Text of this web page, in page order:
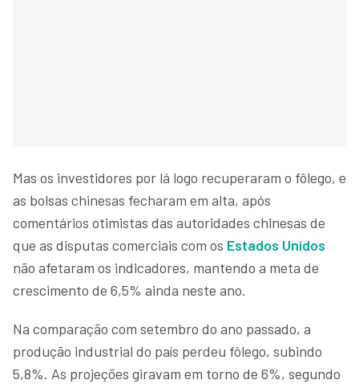
Mas os investidores por lá logo recuperaram o fôlego, e
as bolsas chinesas fecharam em alta, após
comentários otimistas das autoridades chinesas de
que as disputas comerciais com os Estados Unidos
não afetaram os indicadores, mantendo a meta de
crescimento de 6,5% ainda neste ano.
Na comparação com setembro do ano passado, a
produção industrial do país perdeu fôlego, subindo
5,8%. As projeções giravam em torno de 6%, segundo